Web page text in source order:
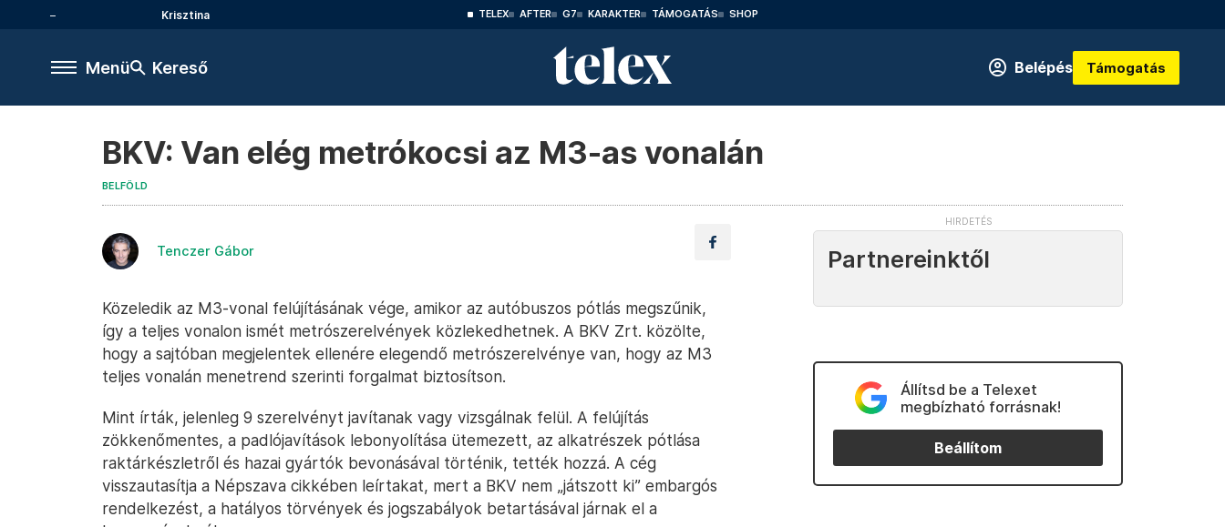
Krisztina TELEX AFTER G7 KARAKTER TÁMOGATÁS SHOP
Menü Kereső Belépés Támogatás
BKV: Van elég metrókocsi az M3-as vonalán
BELFÖLD
Tenczer Gábor
Közeledik az M3-vonal felújításának vége, amikor az autóbuszos pótlás megszűnik,
így a teljes vonalon ismét metrószerelvények közlekedhetnek. A BKV Zrt. közölte,
hogy a sajtóban megjelentek ellenére elegendő metrószerelvénye van, hogy az M3
teljes vonalán menetrend szerinti forgalmat biztosítson.
Mint írták, jelenleg 9 szerelvényt javítanak vagy vizsgálnak felül. A felújítás
zökkenőmentes, a padlójavítások lebonyolítása ütemezett, az alkatrészek pótlása
raktárkészletről és hazai gyártók bevonásával történik, tették hozzá. A cég
visszautasítja a Népszava cikkében leírtakat, mert a BKV nem „játszott ki” embargós
rendelkezést, a hatályos törvények és jogszabályok betartásával járnak el a
Partnereinktől
Állítsd be a Telexet
megbízható forrásnak!
Beállítom